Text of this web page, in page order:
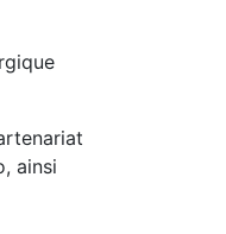
ainsi